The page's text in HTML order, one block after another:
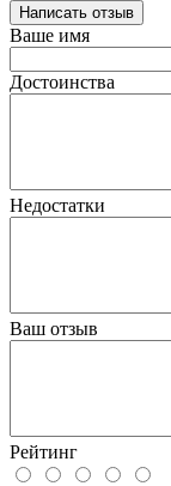
Написать отзыв
Ваше имя
Достоинства
Недостатки
Ваш отзыв
Рейтинг